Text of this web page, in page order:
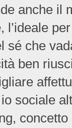
anche il
l’ideale
sé che
ben
sociale